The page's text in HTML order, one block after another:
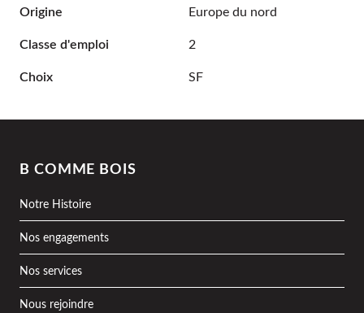
Origine Europe du nord
Classe d'emploi 2
Choix SF
B COMME BOIS
Notre Histoire
Nos engagements
Nos services
Nous rejoindre